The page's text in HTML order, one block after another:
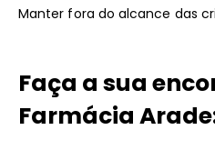
Manter fora do alcance das
Faça a sua
Farmácia